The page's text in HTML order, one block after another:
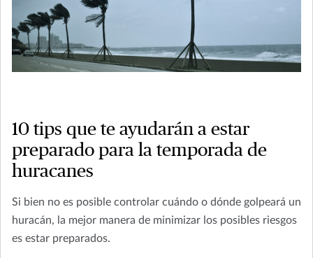
10 tips que te ayudarán a estar
preparado para la temporada de
huracanes
Si bien no es posible controlar cuándo o dónde golpeará un
huracán, la mejor manera de minimizar los posibles riesgos
es estar preparados.